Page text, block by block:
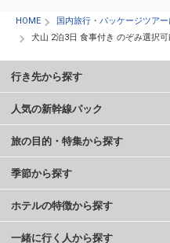
HOME
国内旅行・パッケージツア
犬山 2泊3日 食事付き のぞみ選択可
行き先から探す
人気の新幹線パック
旅の目的・特集から探す
季節から探す
ホテルの特徴から探す
一緒に行く人から探す